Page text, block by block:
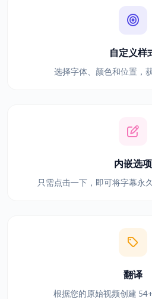
自定义样
选择字体、颜色和位置，
内嵌选项
只需点击一下，即可将字幕永
翻译
根据您的原始视频创建